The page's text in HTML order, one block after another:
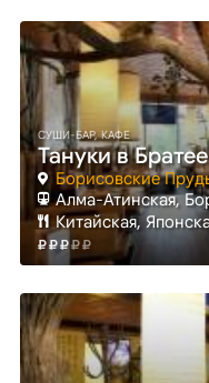
СУШИ-БАР, КАФЕ
Тануки в
Борисовские
Алма-Атинская,
Китайская,